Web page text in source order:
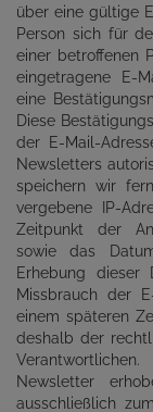
über eine gültige
Person sich für
einer betroffenen
eingetragene E-
eine
Diese
der E-Mail-
Newsletters
speichern wir
vergebene IP-
Zeitpunkt der
sowie das
Erhebung dieser
Missbrauch der
einem späteren
deshalb der
Newsletter
ausschließlich